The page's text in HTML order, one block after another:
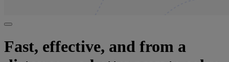
Fast, effective, and from a